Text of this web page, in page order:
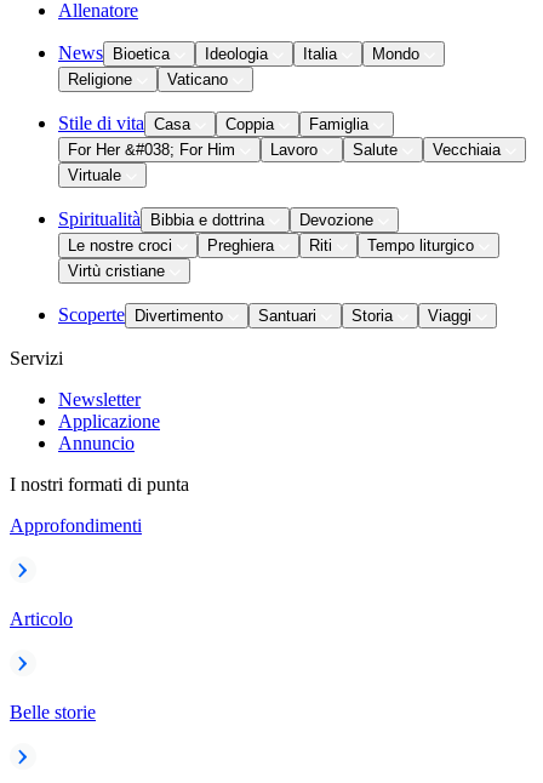
Allenatore
News Bioetica Ideologia Italia
Mondo
Religione
Vaticano
Stile di vita Casa Coppia
Famiglia
For Her &#038; For Him
Lavoro Salute
Vecchiaia
Virtuale
Spiritualità Bibbia e dottrina
Devozione
Le nostre croci
Preghiera Riti
Tempo liturgico
Virtù cristiane
Scoperte Divertimento Santuari Storia Viaggi
Servizi
Newsletter
Applicazione
Annuncio
I nostri formati di punta
Approfondimenti
Articolo
Belle storie